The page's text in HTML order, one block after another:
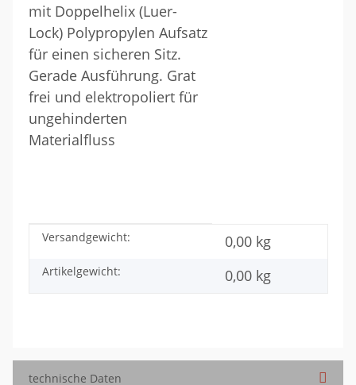
mit Doppelhelix (Luer-
Lock) Polypropylen Aufsatz
für einen sicheren Sitz.
Gerade Ausführung. Grat
frei und elektropoliert für
ungehinderten
Materialfluss
Produkteigenschaft
Wert
Versandgewicht: 0,00 kg
Artikelgewicht: 0,00 kg
technische Daten